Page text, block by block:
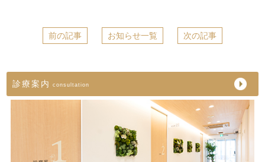
前の記事 お知らせ一覧 次の記事
診療案内 consultation